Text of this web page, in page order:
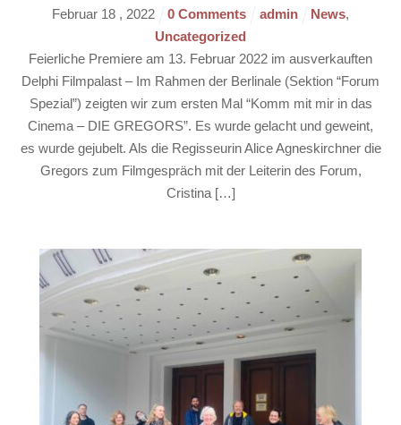
Februar 18, 2022 0 Comments admin News,
Uncategorized
Feierliche Premiere am 13. Februar 2022 im ausverkauften
Delphi Filmpalast – Im Rahmen der Berlinale (Sektion “Forum
Spezial”) zeigten wir zum ersten Mal “Komm mit mir in das
Cinema – DIE GREGORS”. Es wurde gelacht und geweint,
es wurde gejubelt. Als die Regisseurin Alice Agneskirchner die
Gregors zum Filmgespräch mit der Leiterin des Forum,
Cristina […]